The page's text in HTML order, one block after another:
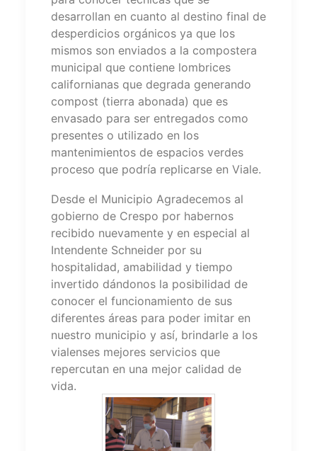
desarrollan en cuanto al destino final de
desperdicios orgánicos ya que los
mismos son enviados a la compostera
municipal que contiene lombrices
californianas que degrada generando
compost (tierra abonada) que es
envasado para ser entregados como
presentes o utilizado en los
mantenimientos de espacios verdes
proceso que podría replicarse en Viale.
Desde el Municipio Agradecemos al
gobierno de Crespo por habernos
recibido nuevamente y en especial al
Intendente Schneider por su
hospitalidad, amabilidad y tiempo
invertido dándonos la posibilidad de
conocer el funcionamiento de sus
diferentes áreas para poder imitar en
nuestro municipio y así, brindarle a los
vialenses mejores servicios que
repercutan en una mejor calidad de
vida.